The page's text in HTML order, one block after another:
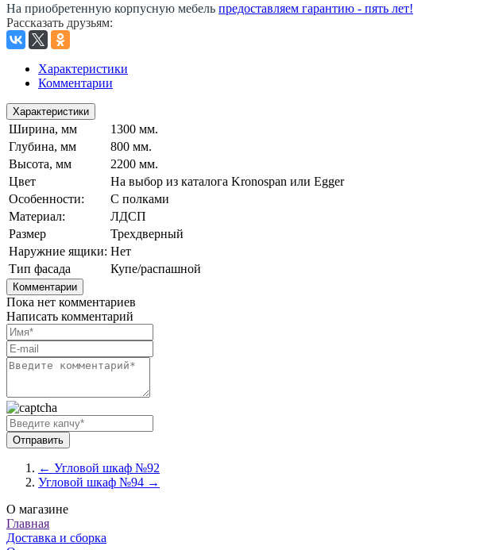
На приобретенную корпусную мебель предоставляем гарантию - пять лет!
Рассказать друзьям:
Характеристики
Комментарии
Характеристики
Ширина, мм
1300 мм.
Глубина, мм
800 мм.
Высота, мм
2200 мм.
Цвет
На выбор из каталога Kronospan или Egger
Особенности:
С полками
Материал:
ЛДСП
Размер
Трехдверный
Наружние ящики: Нет
Тип фасада
Купе/распашной
Комментарии
Пока нет комментариев
Написать комментарий
← Угловой шкаф №92
Угловой шкаф №94 →
О магазине
Главная
Доставка и сборка